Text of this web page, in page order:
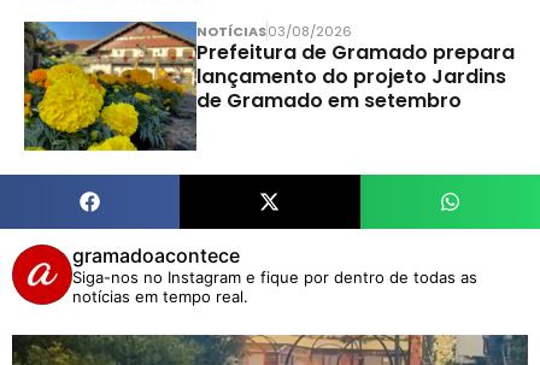
NOTÍCIAS03/08/2026
Prefeitura de Gramado prepara
lançamento do projeto Jardins
de Gramado em setembro
gramadoacontece
Siga-nos no Instagram e fique por dentro de todas as
notícias em tempo real.